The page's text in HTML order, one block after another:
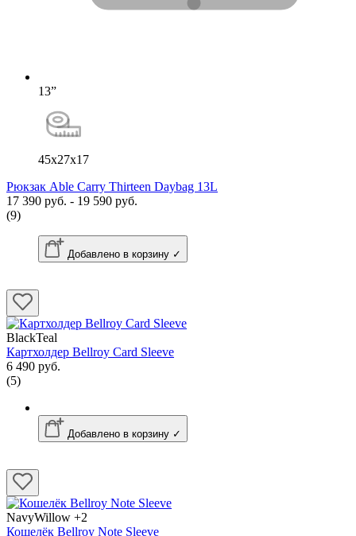
13”
45x27x17
Рюкзак Able Carry Thirteen Daybag 13L
17 390 руб. - 19 590 руб.
(9)
Добавлено в корзину ✓
BlackTeal
Картхолдер Bellroy Card Sleeve
6 490 руб.
(5)
Добавлено в корзину ✓
NavyWillow +2
Кошелёк Bellroy Note Sleeve